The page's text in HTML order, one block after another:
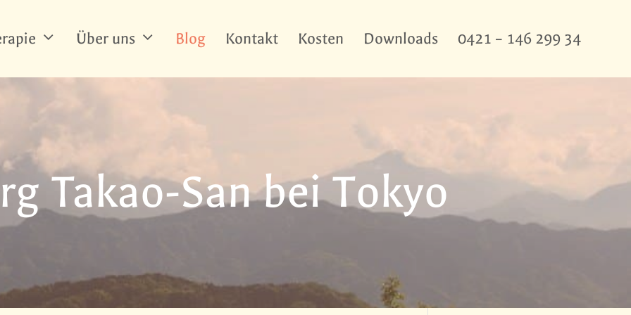
Über uns Blog Kontakt Kosten Downloads 0421 – 146 299 34
Takao-San bei Tokyo